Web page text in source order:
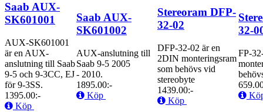
Saab AUX-
SK601001
AUX-SK601001
är en AUX-
anslutning till Saab
9-5 och 9-3CC, EJ
för 9-3SS.
1395.00:-
Köp
Saab AUX-
SK601002
AUX-anslutning till
Saab 9-5 2005
- 2010.
1895.00:-
Köp
Stereoram DFP-
32-02
DFP-32-02 är en
2DIN monteringsram
som behövs vid
stereobyte
1439.00:-
Köp
32-
FP-